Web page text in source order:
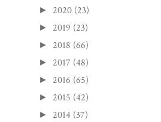
► 2020 (23)
► 2019 (23)
► 2018 (66)
► 2017 (48)
► 2016 (65)
► 2015 (42)
► 2014 (37)